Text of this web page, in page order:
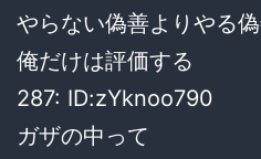
やらない偽善よりやる
俺だけは評価する
287: ID:zYknoo790
ガザの中って